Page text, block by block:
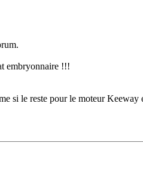
embryonnaire !!!
si le reste pour le moteur